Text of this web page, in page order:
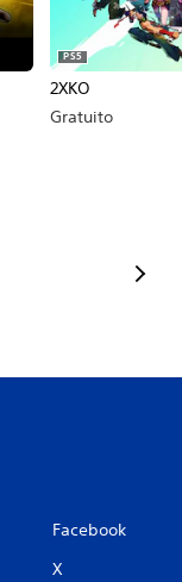
2XKO
PS5
Gratuito
Facebook
X